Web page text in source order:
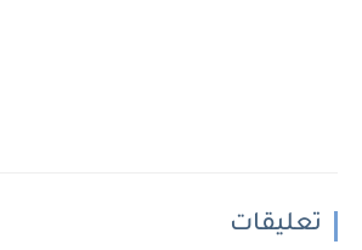
تعليقات